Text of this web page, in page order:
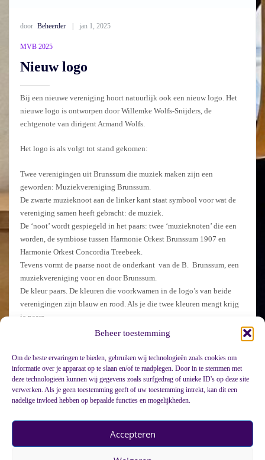
Beheer toestemming
Om de beste ervaringen te bieden, gebruiken wij technologieën zoals cookies om
informatie over je apparaat op te slaan en/of te raadplegen. Door in te stemmen met
deze technologieën kunnen wij gegevens zoals surfgedrag of unieke ID's op deze site
verwerken. Als je geen toestemming geeft of uw toestemming intrekt, kan dit een
nadelige invloed hebben op bepaalde functies en mogelijkheden.
Accepteren
door Beheerder jan 1, 2025
MVB 2025
Nieuw logo
Bij een nieuwe vereniging hoort natuurlijk ook een nieuw logo. Het
nieuwe logo is ontworpen door Willemke Wolfs-Snijders, de
echtgenote van dirigent Armand Wolfs.
Het logo is als volgt tot stand gekomen:
Twee verenigingen uit Brunssum die muziek maken zijn een
geworden: Muziekvereniging Brunssum.
De zwarte muzieknoot aan de linker kant staat symbool voor wat de
vereniging samen heeft gebracht: de muziek.
De ‘noot’ wordt gespiegeld in het paars: twee ‘muzieknoten’ die een
worden, de symbiose tussen Harmonie Orkest Brunssum 1907 en
Harmonie Orkest Concordia Treebeek.
Tevens vormt de paarse noot de onderkant van de B. Brunssum, een
muziekvereniging voor en door Brunssum.
De kleur paars. De kleuren die voorkwamen in de logo’s van beide
verenigingen zijn blauw en rood. Als je die twee kleuren mengt krijg
je paars.